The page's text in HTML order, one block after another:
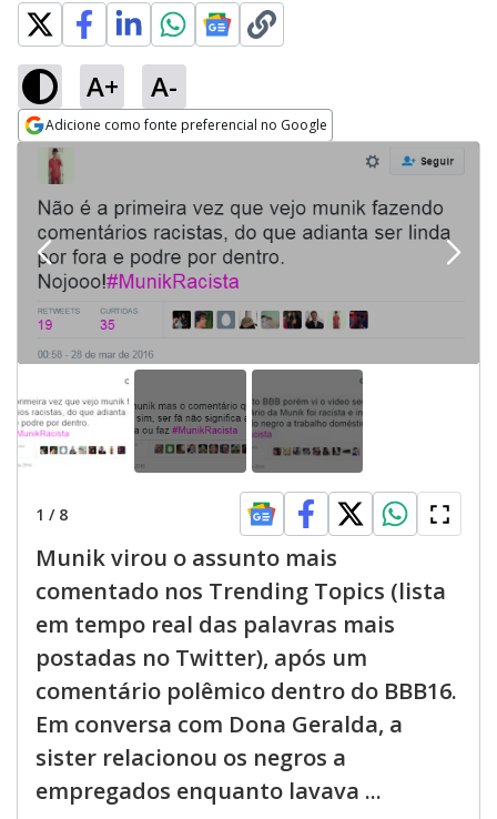
A+ A-
Adicione como fonte preferencial no Google
Opens in new window
1 / 8
Munik virou o assunto mais
comentado nos Trending Topics (lista
em tempo real das palavras mais
postadas no Twitter), após um
comentário polêmico dentro do BBB16.
Em conversa com Dona Geralda, a
sister relacionou os negros a
empregados enquanto lavava ...